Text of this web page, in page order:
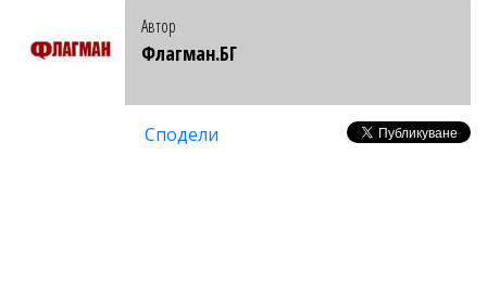
Автор
Флагман.БГ
Сподели